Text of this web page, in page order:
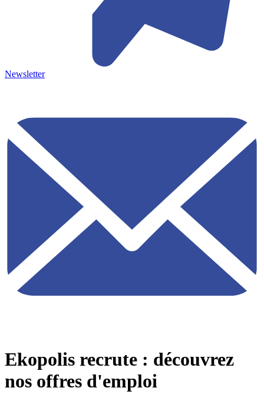
Newsletter
Ekopolis recrute : découvrez
nos offres d'emploi